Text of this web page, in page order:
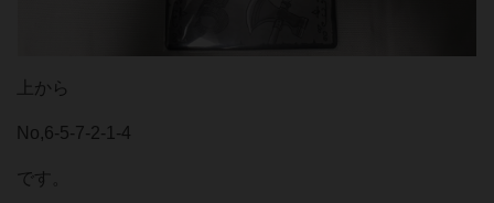
上から
No,6-5-7-2-1-4
です。